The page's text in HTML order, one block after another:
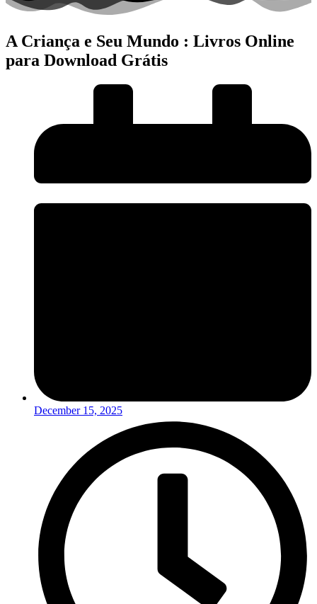
A Criança e Seu Mundo : Livros Online
para Download Grátis
December 15, 2025